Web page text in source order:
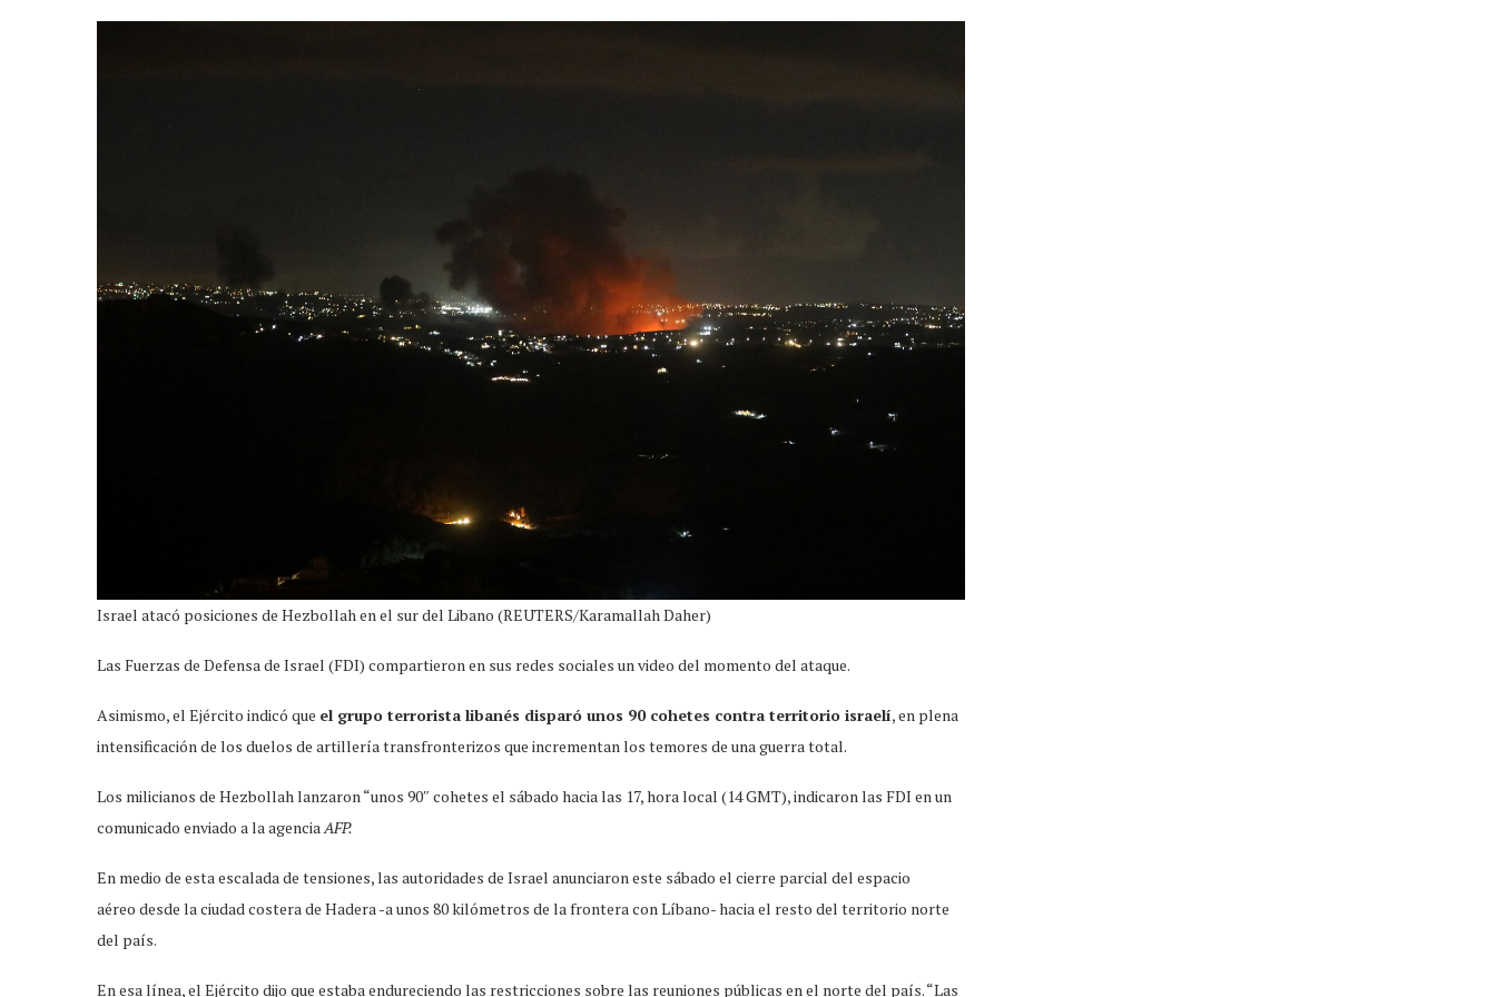
Israel atacó posiciones de Hezbollah en el sur del Libano (REUTERS/Karamallah Daher)
Las Fuerzas de Defensa de Israel (FDI) compartieron en sus redes sociales un video del momento del ataque.
Asimismo, el Ejército indicó que el grupo terrorista libanés disparó unos 90 cohetes contra territorio israelí, en plena
intensificación de los duelos de artillería transfronterizos que incrementan los temores de una guerra total.
Los milicianos de Hezbollah lanzaron “unos 90″ cohetes el sábado hacia las 17, hora local (14 GMT), indicaron las FDI en un
comunicado enviado a la agenciaAFP.
En medio de esta escalada de tensiones, las autoridades de Israel anunciaron este sábado el cierre parcial del espacio
aéreo desde la ciudad costera de Hadera -a unos 80 kilómetros de la frontera con Líbano- hacia el resto del territorio norte
del país.
En esa línea, el Ejército dijo que estaba endureciendo las restricciones sobre las reuniones públicas en el norte del país. “Las